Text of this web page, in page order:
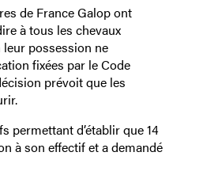
de France Galop ont
à tous les chevaux
possession ne
fixées par le Code
prévoit que les
permettant d’établir que 14
à son effectif et a demandé